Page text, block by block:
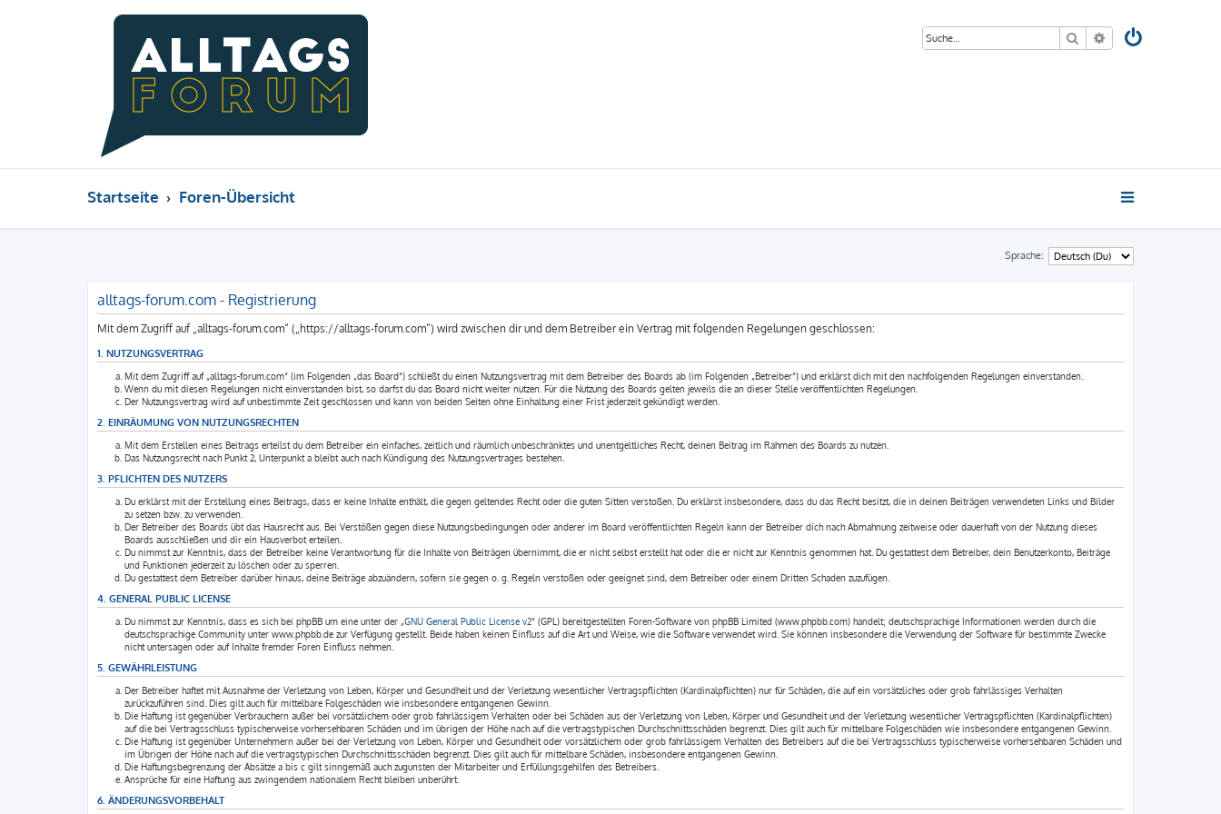
Suche Erweiterte Suche
Startseite Foren-Übersicht
Sprache:
alltags-forum.com - Registrierung
Mit dem Zugriff auf „alltags-forum.com“ („https://alltags-forum.com“) wird zwischen dir und dem Betreiber ein Vertrag mit folgenden Regelungen geschlossen:
1. NUTZUNGSVERTRAG
Mit dem Zugriff auf „alltags-forum.com“ (im Folgenden „das Board“) schließt du einen Nutzungsvertrag mit dem Betreiber des Boards ab (im Folgenden „Betreiber“) und erklärst dich mit den nachfolgenden Regelungen einverstanden.
Wenn du mit diesen Regelungen nicht einverstanden bist, so darfst du das Board nicht weiter nutzen. Für die Nutzung des Boards gelten jeweils die an dieser Stelle veröffentlichten Regelungen.
Der Nutzungsvertrag wird auf unbestimmte Zeit geschlossen und kann von beiden Seiten ohne Einhaltung einer Frist jederzeit gekündigt werden.
2. EINRÄUMUNG VON NUTZUNGSRECHTEN
Mit dem Erstellen eines Beitrags erteilst du dem Betreiber ein einfaches, zeitlich und räumlich unbeschränktes und unentgeltliches Recht, deinen Beitrag im Rahmen des Boards zu nutzen.
Das Nutzungsrecht nach Punkt 2, Unterpunkt a bleibt auch nach Kündigung des Nutzungsvertrages bestehen.
3. PFLICHTEN DES NUTZERS
Du erklärst mit der Erstellung eines Beitrags, dass er keine Inhalte enthält, die gegen geltendes Recht oder die guten Sitten verstoßen. Du erklärst insbesondere, dass du das Recht besitzt, die in deinen Beiträgen verwendeten Links und Bilder
zu setzen bzw. zu verwenden.
Der Betreiber des Boards übt das Hausrecht aus. Bei Verstößen gegen diese Nutzungsbedingungen oder anderer im Board veröffentlichten Regeln kann der Betreiber dich nach Abmahnung zeitweise oder dauerhaft von der Nutzung dieses
Boards ausschließen und dir ein Hausverbot erteilen.
Du nimmst zur Kenntnis, dass der Betreiber keine Verantwortung für die Inhalte von Beiträgen übernimmt, die er nicht selbst erstellt hat oder die er nicht zur Kenntnis genommen hat. Du gestattest dem Betreiber, dein Benutzerkonto, Beiträge
und Funktionen jederzeit zu löschen oder zu sperren.
Du gestattest dem Betreiber darüber hinaus, deine Beiträge abzuändern, sofern sie gegen o. g. Regeln verstoßen oder geeignet sind, dem Betreiber oder einem Dritten Schaden zuzufügen.
4. GENERAL PUBLIC LICENSE
Du nimmst zur Kenntnis, dass es sich bei phpBB um eine unter der „GNU General Public License v2“ (GPL) bereitgestellten Foren-Software von phpBB Limited (www.phpbb.com) handelt; deutschsprachige Informationen werden durch die
deutschsprachige Community unter www.phpbb.de zur Verfügung gestellt. Beide haben keinen Einfluss auf die Art und Weise, wie die Software verwendet wird. Sie können insbesondere die Verwendung der Software für bestimmte Zwecke
nicht untersagen oder auf Inhalte fremder Foren Einfluss nehmen.
5. GEWÄHRLEISTUNG
Der Betreiber haftet mit Ausnahme der Verletzung von Leben, Körper und Gesundheit und der Verletzung wesentlicher Vertragspflichten (Kardinalpflichten) nur für Schäden, die auf ein vorsätzliches oder grob fahrlässiges Verhalten
zurückzuführen sind. Dies gilt auch für mittelbare Folgeschäden wie insbesondere entgangenen Gewinn.
Die Haftung ist gegenüber Verbrauchern außer bei vorsätzlichem oder grob fahrlässigem Verhalten oder bei Schäden aus der Verletzung von Leben, Körper und Gesundheit und der Verletzung wesentlicher Vertragspflichten (Kardinalpflichten)
auf die bei Vertragsschluss typischerweise vorhersehbaren Schäden und im übrigen der Höhe nach auf die vertragstypischen Durchschnittsschäden begrenzt. Dies gilt auch für mittelbare Folgeschäden wie insbesondere entgangenen Gewinn.
Die Haftung ist gegenüber Unternehmern außer bei der Verletzung von Leben, Körper und Gesundheit oder vorsätzlichem oder grob fahrlässigem Verhalten des Betreibers auf die bei Vertragsschluss typischerweise vorhersehbaren Schäden und
im Übrigen der Höhe nach auf die vertragstypischen Durchschnittsschäden begrenzt. Dies gilt auch für mittelbare Schäden, insbesondere entgangenen Gewinn.
Die Haftungsbegrenzung der Absätze a bis c gilt sinngemäß auch zugunsten der Mitarbeiter und Erfüllungsgehilfen des Betreibers.
Ansprüche für eine Haftung aus zwingendem nationalem Recht bleiben unberührt.
6. ÄNDERUNGSVORBEHALT